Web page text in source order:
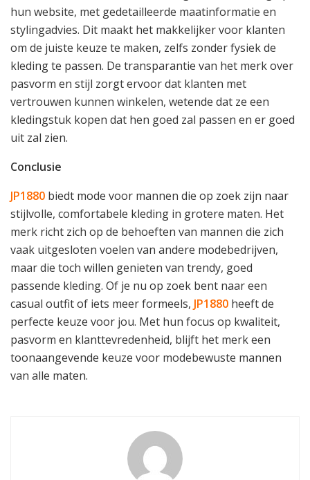
hun website, met gedetailleerde maatinformatie en
stylingadvies. Dit maakt het makkelijker voor klanten
om de juiste keuze te maken, zelfs zonder fysiek de
kleding te passen. De transparantie van het merk over
pasvorm en stijl zorgt ervoor dat klanten met
vertrouwen kunnen winkelen, wetende dat ze een
kledingstuk kopen dat hen goed zal passen en er goed
uit zal zien.
Conclusie
JP1880 biedt mode voor mannen die op zoek zijn naar
stijlvolle, comfortabele kleding in grotere maten. Het
merk richt zich op de behoeften van mannen die zich
vaak uitgesloten voelen van andere modebedrijven,
maar die toch willen genieten van trendy, goed
passende kleding. Of je nu op zoek bent naar een
casual outfit of iets meer formeels, JP1880 heeft de
perfecte keuze voor jou. Met hun focus op kwaliteit,
pasvorm en klanttevredenheid, blijft het merk een
toonaangevende keuze voor modebewuste mannen
van alle maten.